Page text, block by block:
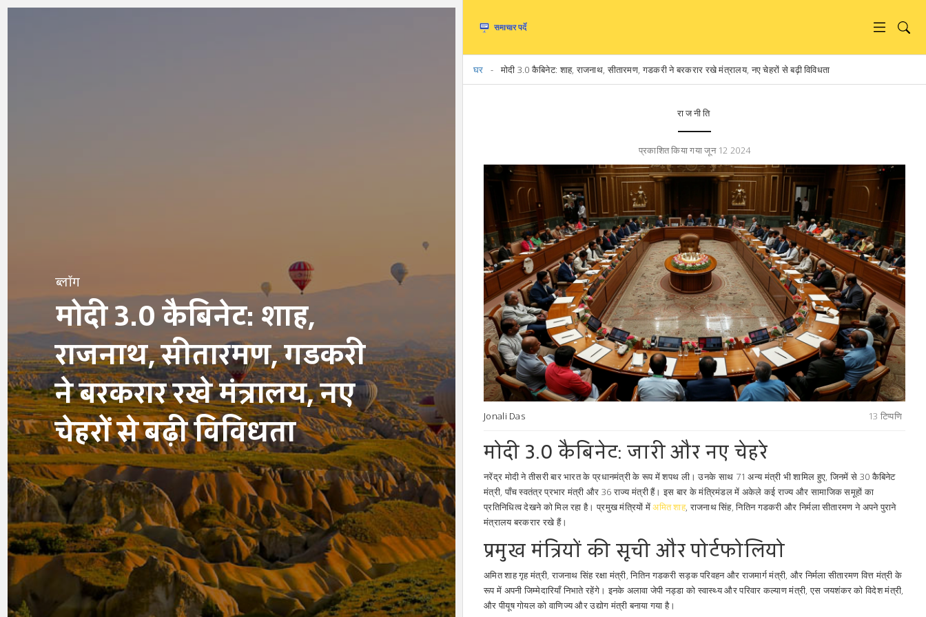
ब्लॉग
मोदी 3.0 कैबिनेट: शाह,
राजनाथ, सीतारमण, गडकरी
ने बरकरार रखे मंत्रालय, नए
चेहरों से बढ़ी विविधता
घर मोदी 3.0 कैबिनेट: शाह, राजनाथ, सीतारमण, गडकरी ने बरकरार रखे मंत्रालय, नए चेहरों से बढ़ी विविधता
राजनीति
प्रकाशित किया गया जून 12 2024
Jonali Das 13 टिप्पणि
मोदी 3.0 कैबिनेट: जारी और नए चेहरे
नरेंद्र मोदी ने तीसरी बार भारत के प्रधानमंत्री के रूप में शपथ ली। उनके साथ 71 अन्य मंत्री भी शामिल हुए, जिनमें से 30 कैबिनेट
मंत्री, पाँच स्वतंत्र प्रभार मंत्री और 36 राज्य मंत्री हैं। इस बार के मंत्रिमंडल में अकेले कई राज्य और सामाजिक समूहों का
प्रतिनिधित्व देखने को मिल रहा है। प्रमुख मंत्रियों मेंअमित शाह, राजनाथ सिंह, नितिन गडकरी और निर्मला सीतारमण ने अपने पुराने
मंत्रालय बरकरार रखे हैं।
प्रमुख मंत्रियों की सूची और पोर्टफोलियो
अमित शाह गृह मंत्री, राजनाथ सिंह रक्षा मंत्री, नितिन गडकरी सड़क परिवहन और राजमार्ग मंत्री, और निर्मला सीतारमण वित्त मंत्री के
रूप में अपनी जिम्मेदारियाँ निभाते रहेंगे। इनके अलावा जेपी नड्डा को स्वास्थ्य और परिवार कल्याण मंत्री, एस जयशंकर को विदेश मंत्री,
और पीयूष गोयल को वाणिज्य और उद्योग मंत्री बनाया गया है।